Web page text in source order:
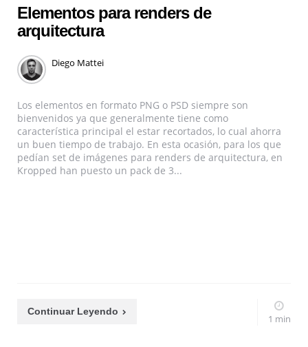
Elementos para renders de
arquitectura
Diego Mattei
Los elementos en formato PNG o PSD siempre son
bienvenidos ya que generalmente tiene como
característica principal el estar recortados, lo cual ahorra
un buen tiempo de trabajo. En esta ocasión, para los que
pedían set de imágenes para renders de arquitectura, en
Kropped han puesto un pack de 3...
Continuar Leyendo
1 min